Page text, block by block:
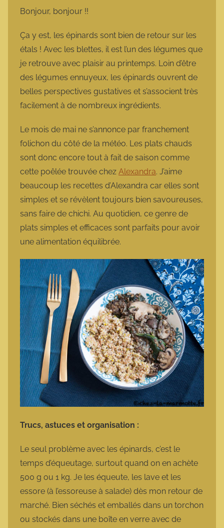
o
t
t
e
Bonjour, bonjour !!
Ça y est, les épinards sont bien de retour sur les
étals ! Avec les blettes, il est l’un des légumes que
je retrouve avec plaisir au printemps. Loin d’être
des légumes ennuyeux, les épinards ouvrent de
belles perspectives gustatives et s’associent très
facilement à de nombreux ingrédients.
Le mois de mai ne s’annonce par franchement
folichon du côté de la météo. Les plats chauds
sont donc encore tout à fait de saison comme
cette poêlée trouvée chez Alexandra. J’aime
beaucoup les recettes d’Alexandra car elles sont
simples et se révèlent toujours bien savoureuses,
sans faire de chichi. Au quotidien, ce genre de
plats simples et efficaces sont parfaits pour avoir
une alimentation équilibrée.
Trucs, astuces et organisation :
Le seul problème avec les épinards, c’est le
temps d’équeutage, surtout quand on en achète
500 g ou 1 kg. Je les équeute, les lave et les
essore (à l’essoreuse à salade) dès mon retour de
marché. Bien séchés et emballés dans un torchon
ou stockés dans une boîte en verre avec de